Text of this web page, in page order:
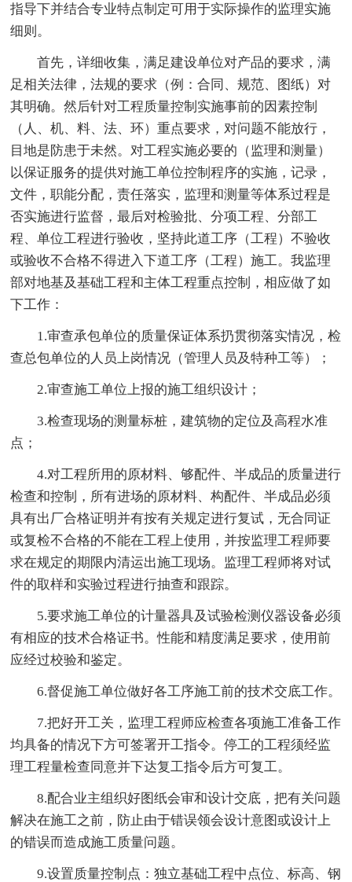
指导下并结合专业特点制定可用于实际操作的监理实施
细则。
首先，详细收集，满足建设单位对产品的要求，满
足相关法律，法规的要求（例：合同、规范、图纸）对
其明确。然后针对工程质量控制实施事前的因素控制
（人、机、料、法、环）重点要求，对问题不能放行，
目地是防患于未然。对工程实施必要的（监理和测量）
以保证服务的提供对施工单位控制程序的实施，记录，
文件，职能分配，责任落实，监理和测量等体系过程是
否实施进行监督，最后对检验批、分项工程、分部工
程、单位工程进行验收，坚持此道工序（工程）不验收
或验收不合格不得进入下道工序（工程）施工。我监理
部对地基及基础工程和主体工程重点控制，相应做了如
下工作：
1.审查承包单位的质量保证体系扔贯彻落实情况，检
查总包单位的人员上岗情况（管理人员及特种工等）；
2.审查施工单位上报的施工组织设计；
3.检查现场的测量标桩，建筑物的定位及高程水准
点；
4.对工程所用的原材料、够配件、半成品的质量进行
检查和控制，所有进场的原材料、构配件、半成品必须
具有出厂合格证明并有按有关规定进行复试，无合同证
或复检不合格的不能在工程上使用，并按监理工程师要
求在规定的期限内清运出施工现场。监理工程师将对试
件的取样和实验过程进行抽查和跟踪。
5.要求施工单位的计量器具及试验检测仪器设备必须
有相应的技术合格证书。性能和精度满足要求，使用前
应经过校验和鉴定。
6.督促施工单位做好各工序施工前的技术交底工作。
7.把好开工关，监理工程师应检查各项施工准备工作
均具备的情况下方可签署开工指令。停工的工程须经监
理工程量检查同意并下达复工指令后方可复工。
8.配合业主组织好图纸会审和设计交底，把有关问题
解决在施工之前，防止由于错误领会设计意图或设计上
的错误而造成施工质量问题。
9.设置质量控制点：独立基础工程中点位、标高、钢